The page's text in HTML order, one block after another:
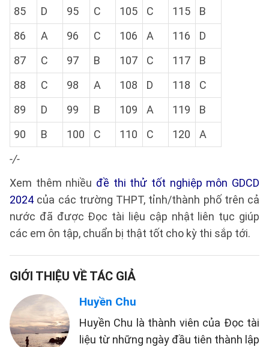
85
D 95 C 105 C 115
B
86
A 96 C 106 A 116
D
87
C 97 B 107 C 117
B
88
C 98 A 108 D 118
C
89
D 99 B 109 A 119
B
90
B 100 C 110 C 120
A
-/-
Xem thêm nhiều đề thi thử tốt nghiệp môn GDCD
2024 của các trường THPT, tỉnh/thành phố trên cả
nước đã được Đọc tài liệu cập nhật liên tục giúp
các em ôn tập, chuẩn bị thật tốt cho kỳ thi sắp tới.
GIỚI THIỆU VỀ TÁC GIẢ
Huyền Chu
Huyền Chu là thành viên của Đọc tài
liệu từ những ngày đầu tiên thành lập